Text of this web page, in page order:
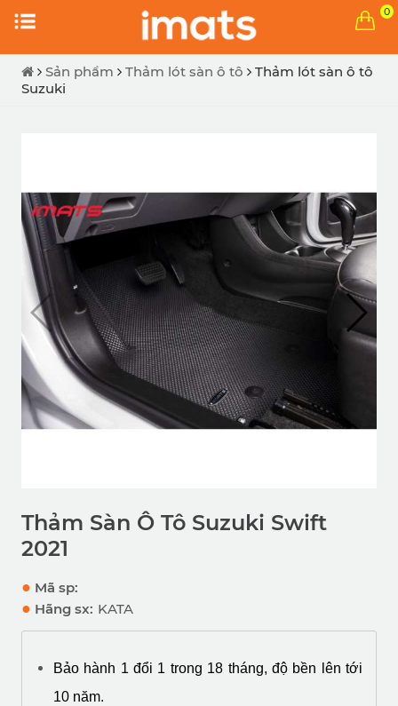
0
Sản phẩm Thảm lót sàn ô tô
Thảm lót sàn ô tô
Suzuki
Thảm Sàn Ô Tô Suzuki Swift
2021
● Mã sp:
● Hãng sx: KATA
Bảo hành 1 đổi 1 trong 18 tháng, độ bền lên tới
10 năm.